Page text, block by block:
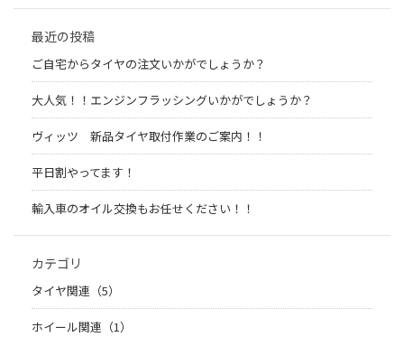
最近の投稿
ご自宅からタイヤの注文いかがでしょうか？
大人気！！エンジンフラッシングいかがでしょうか？
ヴィッツ 新品タイヤ取付作業のご案内！！
平日割やってます！
輸入車のオイル交換もお任せください！！
カテゴリ
タイヤ関連（5）
ホイール関連（1）